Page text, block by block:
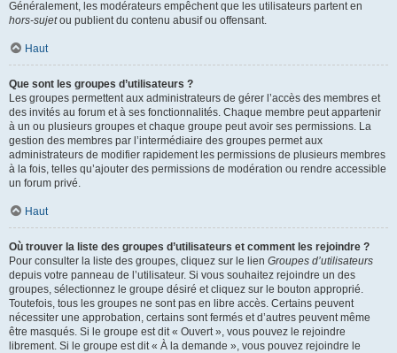
Généralement, les modérateurs empêchent que les utilisateurs partent en
hors-sujetou publient du contenu abusif ou offensant.
Haut
Que sont les groupes d’utilisateurs ?
Les groupes permettent aux administrateurs de gérer l’accès des membres et
des invités au forum et à ses fonctionnalités. Chaque membre peut appartenir
à un ou plusieurs groupes et chaque groupe peut avoir ses permissions. La
gestion des membres par l’intermédiaire des groupes permet aux
administrateurs de modifier rapidement les permissions de plusieurs membres
à la fois, telles qu’ajouter des permissions de modération ou rendre accessible
un forum privé.
Haut
Où trouver la liste des groupes d’utilisateurs et comment les rejoindre ?
Pour consulter la liste des groupes, cliquez sur le lien Groupes d’utilisateurs
depuis votre panneau de l’utilisateur. Si vous souhaitez rejoindre un des
groupes, sélectionnez le groupe désiré et cliquez sur le bouton approprié.
Toutefois, tous les groupes ne sont pas en libre accès. Certains peuvent
nécessiter une approbation, certains sont fermés et d’autres peuvent même
être masqués. Si le groupe est dit « Ouvert », vous pouvez le rejoindre
librement. Si le groupe est dit « À la demande », vous pouvez rejoindre le